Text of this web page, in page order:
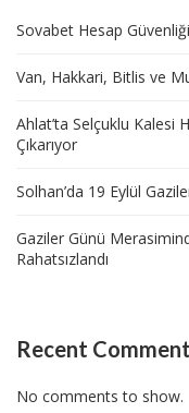
Sovabet Hesap Güvenliği
Van, Hakkari, Bitlis ve
Ahlat’ta Selçuklu Kalesi
Çıkarıyor
Solhan’da 19 Eylül
Gaziler Günü
Rahatsızlandı
Recent
No comments to show.